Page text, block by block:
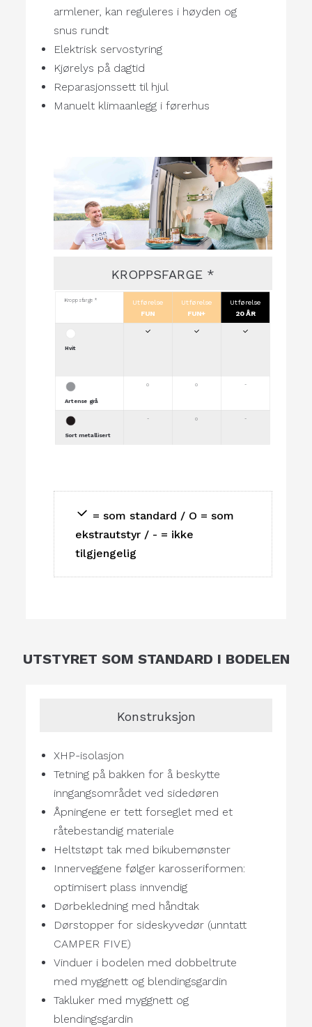
armlener, kan reguleres i høyden og
snus rundt
Elektrisk servostyring
Kjørelys på dagtid
Reparasjonssett til hjul
Manuelt klimaanlegg i førerhus
KROPPSFARGE *
Kroppsfarge *
Utførelse
FUN
Utførelse
FUN+
Utførelse
20 ÅR
Hvit
Artense grå
o o -
Sort metallisert
- o -
= som standard / O = som
ekstrautstyr / - = ikke
tilgjengelig
UTSTYRET SOM STANDARD I BODELEN
Konstruksjon
XHP-isolasjon
Tetning på bakken for å beskytte
inngangsområdet ved sidedøren
Åpningene er tett forseglet med et
råtebestandig materiale
Heltstøpt tak med bikubemønster
Innerveggene følger karosseriformen:
optimisert plass innvendig
Dørbekledning med håndtak
Dørstopper for sideskyvedør (unntatt
CAMPER FIVE)
Vinduer i bodelen med dobbeltrute
med myggnett og blendingsgardin
Takluker med myggnett og
blendingsgardin